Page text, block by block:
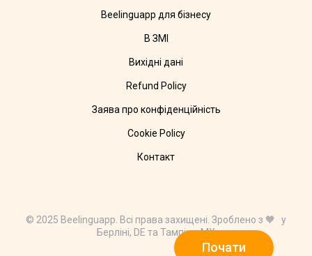
Почати
Beelinguapp для бізнесу
В ЗМІ
Вихідні дані
Refund Policy
Заява про конфіденційність
Cookie Policy
Контакт
© 2025 Beelinguapp. Всі права захищені. Зроблено з 🧡 у
Берліні, DE та Тампіко, MX